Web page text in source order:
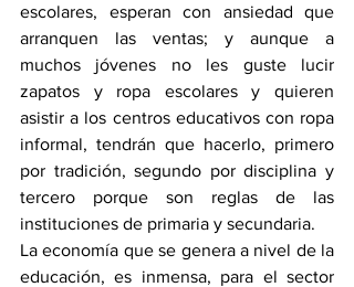
escolares, esperan con ansiedad que
arranquen las ventas; y aunque a
muchos jóvenes no les guste lucir
zapatos y ropa escolares y quieren
asistir a los centros educativos con ropa
informal, tendrán que hacerlo, primero
por tradición, segundo por disciplina y
tercero porque son reglas de las
instituciones de primaria y secundaria.
La economía que se genera a nivel de la
educación, es inmensa, para el sector